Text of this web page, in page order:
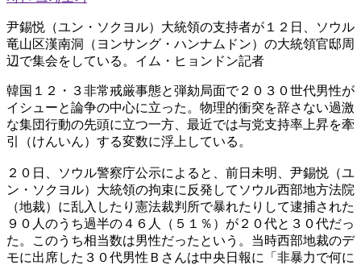
尹錫悦（ユン・ソクヨル）大統領の支持者が１２日、ソウル
竜山区漢南洞（ヨンサング・ハンナムドン）の大統領官邸周
辺で集会をしている。イム・ヒョンドン記者
韓国１２・３非常戒厳事態と弾劾局面で２０３０世代男性が
イシューと論争の中心に立った。物理的衝突を辞さない過激
な集団行動の先頭に立つ一方、最近では与党支持率上昇を牽
引（けんいん）する変数に浮上している。
２０日、ソウル警察庁公示によると、前日未明、尹錫悦（ユ
ン・ソクヨル）大統領の拘束に反発してソウル西部地方法院
（地裁）に乱入したり憲法裁判所で暴れたりして逮捕された
９０人のうち過半の４６人（５１％）が２０代と３０代だっ
た。このうち相当数は男性だったという。当時西部地裁のデ
モに出席した３０代男性Ｂさんは中央日報に「非暴力で何に